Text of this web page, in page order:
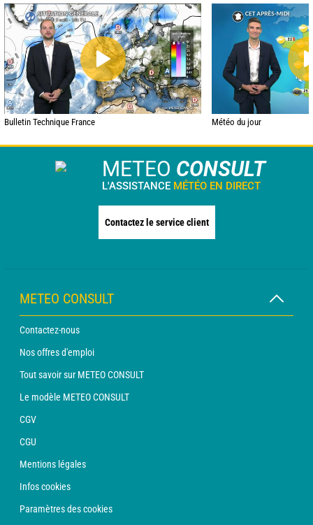
Bulletin Technique France Météo du jour
METEO CONSULT
L'ASSISTANCE MÉTÉO EN DIRECT
Contactez le service client
METEO CONSULT
Contactez-nous
Nos offres d'emploi
Tout savoir sur METEO CONSULT
Le modèle METEO CONSULT
CGV
CGU
Mentions légales
Infos cookies
Paramètres des cookies